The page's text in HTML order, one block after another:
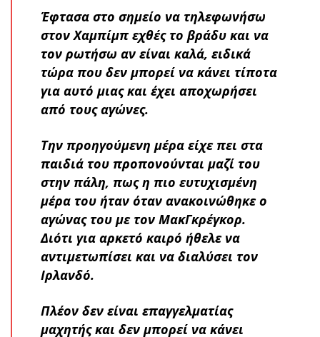
Έφτασα στο σημείο να τηλεφωνήσω
στον Χαμπίμπ εχθές το βράδυ και να
τον ρωτήσω αν είναι καλά, ειδικά
τώρα που δεν μπορεί να κάνει τίποτα
για αυτό μιας και έχει αποχωρήσει
από τους αγώνες.
Την προηγούμενη μέρα είχε πει στα
παιδιά του προπονούνται μαζί του
στην πάλη, πως η πιο ευτυχισμένη
μέρα του ήταν όταν ανακοινώθηκε ο
αγώνας του με τον ΜακΓκρέγκορ.
Διότι για αρκετό καιρό ήθελε να
αντιμετωπίσει και να διαλύσει τον
Ιρλανδό.
Πλέον δεν είναι επαγγελματίας
μαχητής και δεν μπορεί να κάνει